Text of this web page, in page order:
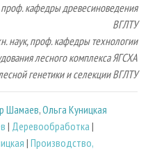
кафедры древесиноведения
ВГЛТУ
наук, проф. кафедры технологии
лесного комплекса ЯГСХА
генетики и селекции ВГЛТУ
Шамаев,Ольга Куницкая
| Деревообработка |
| Производство,